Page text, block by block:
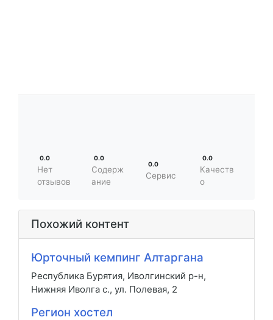
0.0
Нет
отзывов
0.0
Содерж
ание
0.0
Сервис
0.0
Качеств
о
Похожий контент
Юрточный кемпинг Алтаргана
Республика Бурятия, Иволгинский р-н,
Нижняя Иволга с., ул. Полевая, 2
Регион хостел